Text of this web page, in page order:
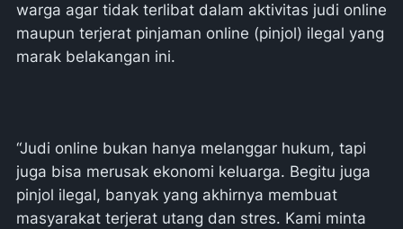
warga agar tidak terlibat dalam aktivitas judi online
maupun terjerat pinjaman online (pinjol) ilegal yang
marak belakangan ini.
“Judi online bukan hanya melanggar hukum, tapi
juga bisa merusak ekonomi keluarga. Begitu juga
pinjol ilegal, banyak yang akhirnya membuat
masyarakat terjerat utang dan stres. Kami minta